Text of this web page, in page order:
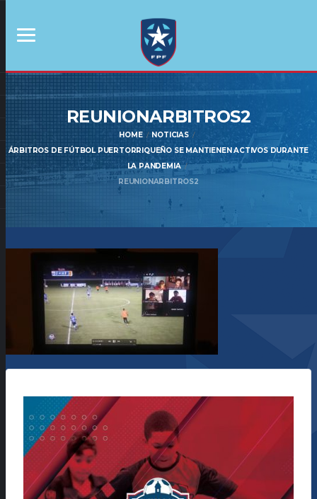
REUNIONARBITROS2
HOME
NOTICIAS
ÁRBITROS DE FÚTBOL PUERTORRIQUEÑO SE MANTIENEN ACTIVOS DURANTE
LA PANDEMIA
REUNIONARBITROS2